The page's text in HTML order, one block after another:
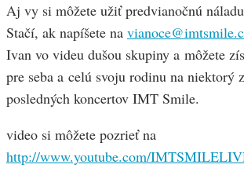
Aj vy si môžete užiť predvianočnú
Stačí, ak napíšete na
Ivan vo videu dušou skupiny a môžete
pre seba a celú svoju rodinu na niektorý
posledných koncertov IMT Smile.
video si môžete pozrieť na
http://www.youtube.com/